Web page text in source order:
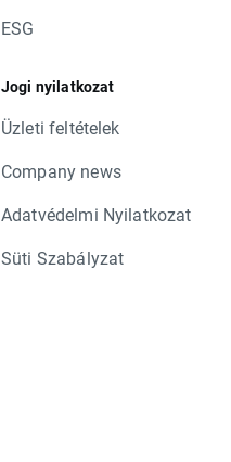
ESG
Jogi nyilatkozat
Üzleti feltételek
Company news
Adatvédelmi Nyilatkozat
Süti Szabályzat